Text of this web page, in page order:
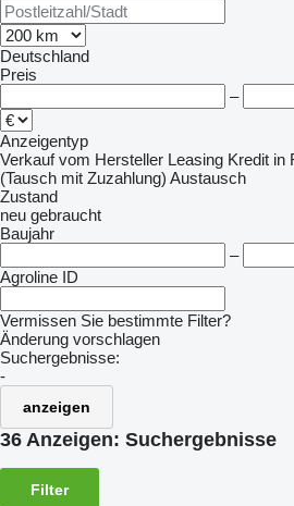
Deutschland
Preis
–
Anzeigentyp
Verkauf vom Hersteller Leasing Kredit in
(Tausch mit Zuzahlung) Austausch
Zustand
neu gebraucht
Baujahr
–
Agroline ID
Vermissen Sie bestimmte Filter?
Änderung vorschlagen
Suchergebnisse:
-
anzeigen
36 Anzeigen: Suchergebnisse
Filter